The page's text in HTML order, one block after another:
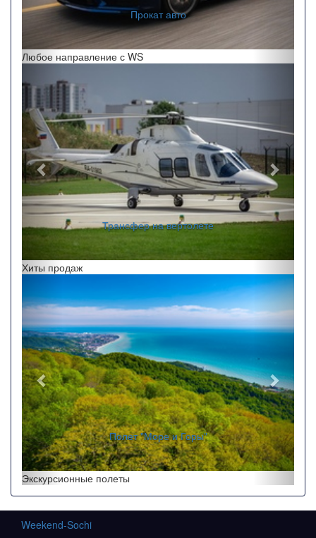
Прокат авто
Любое направление с WS
Трансфер на вертолете
Хиты продаж
Полет "Море и Горы"
Экскурсионные полеты
Weekend-Sochi